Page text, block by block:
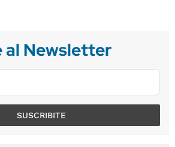
al Newsletter
SUSCRIBITE